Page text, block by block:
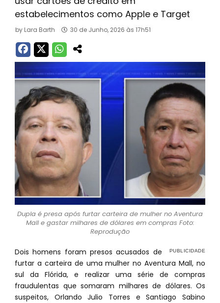
estabelecimentos como Apple e Target
by Lara Barth 30 de Junho, 2026 às 17h51
Dupla é presa após furtar carteira de mulher no Aventura
Mall e gastar milhares de dólares em compras Foto:
Reprodução
Dois homens foram presos acusados de
furtar a carteira de uma mulher no Aventura Mall, no
sul da Flórida, e realizar uma série de compras
fraudulentas que somaram milhares de dólares. Os
suspeitos, Orlando Julio Torres e Santiago Sabino